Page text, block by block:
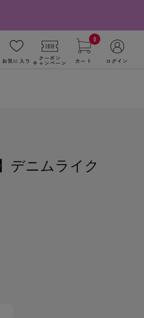
お気に入り クーポン
キャンペーン
0
カート ログイン
デニムライク